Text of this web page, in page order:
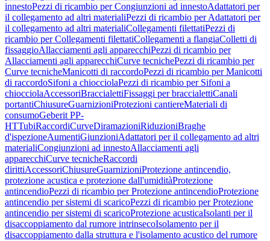
innestoPezzi di ricambio per Congiunzioni ad innestoAdattatori per
il collegamento ad altri materialiPezzi di ricambio per Adattatori per
il collegamento ad altri materialiCollegamenti filettatiPezzi di
ricambio per Collegamenti filettatiCollegamenti a flangiaColletti di
fissaggioAllacciamenti agli apparecchiPezzi di ricambio per
Allacciamenti agli apparecchiCurve tecnichePezzi di ricambio per
Curve tecnicheManicotti di raccordoPezzi di ricambio per Manicotti
di raccordoSifoni a chiocciolaPezzi di ricambio per Sifoni a
chiocciolaAccessoriBraccialettiFissaggi per braccialettiCanali
portantiChiusureGuarnizioniProtezioni cantiereMateriali di
consumoGeberit PP-
HTTubiRaccordiCurveDiramazioniRiduzioniBraghe
d'ispezioneAumentiGiunzioniAdattatori per il collegamento ad altri
materialiCongiunzioni ad innestoAllacciamenti agli
apparecchiCurve tecnicheRaccordi
dirittiAccessoriChiusureGuarnizioniProtezione antincendio,
protezione acustica e protezione dall'umiditàProtezione
antincendioPezzi di ricambio per Protezione antincendioProtezione
antincendio per sistemi di scaricoPezzi di ricambio per Protezione
antincendio per sistemi di scaricoProtezione acusticaIsolanti per il
disaccoppiamento dal rumore intrinsecoIsolamento per il
disaccoppiamento dalla struttura e l'isolamento acustico del rumore